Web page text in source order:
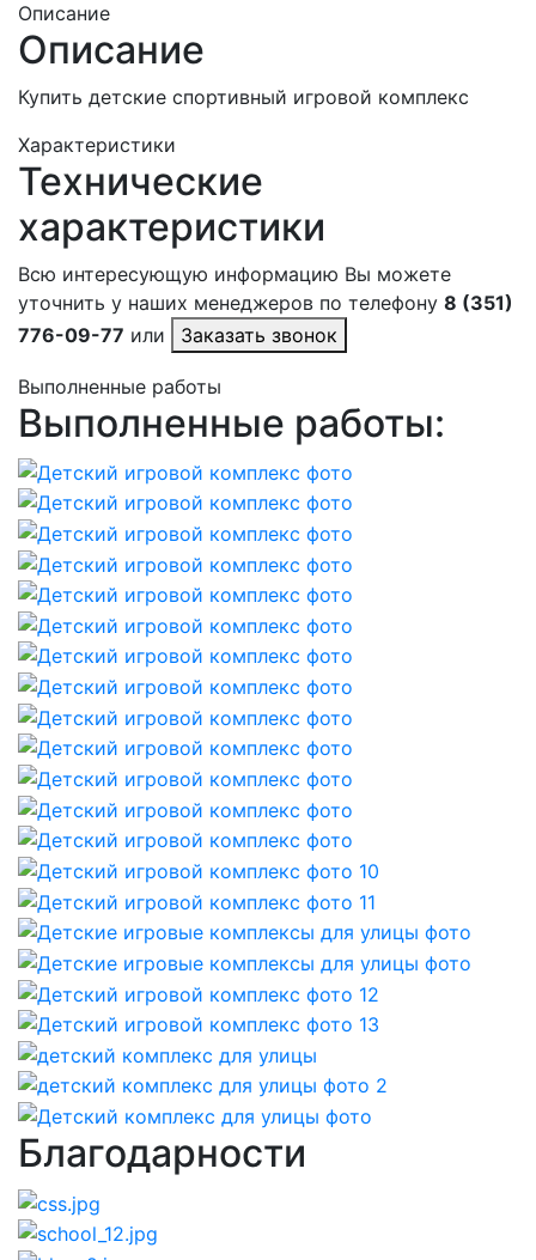
Описание
Описание
Купить детские спортивный игровой комплекс
Характеристики
Технические
характеристики
Всю интересующую информацию Вы можете
уточнить у наших менеджеров по телефону 8 (351)
776-09-77 или Заказать звонок
Выполненные работы
Выполненные работы:
Благодарности